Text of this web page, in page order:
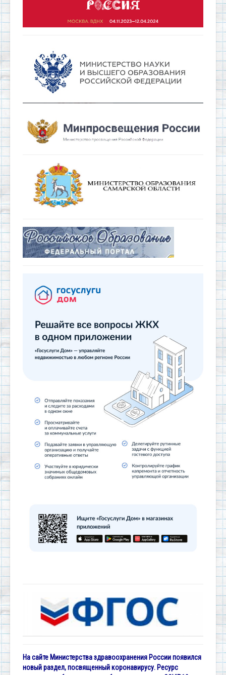
На сайте Министерства здравоохранения России появился
новый раздел, посвященный коронавирусу. Ресурс